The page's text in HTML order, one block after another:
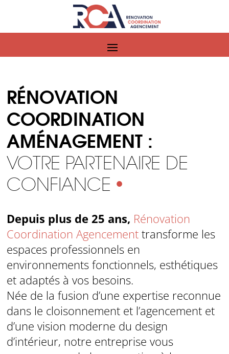
RÉNOVATION
COORDINATION
AMÉNAGEMENT :
VOTRE PARTENAIRE DE
CONFIANCE •
Depuis plus de 25 ans, Rénovation
Coordination Agencement transforme les
espaces professionnels en
environnements fonctionnels, esthétiques
et adaptés à vos besoins.
Née de la fusion d’une expertise reconnue
dans le cloisonnement et l’agencement et
d’une vision moderne du design
d’intérieur, notre entreprise vous